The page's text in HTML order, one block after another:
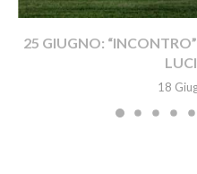
25 GIUGNO:
LUCI
18